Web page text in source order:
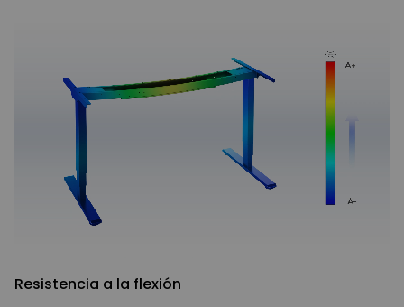
Resistencia a la flexión